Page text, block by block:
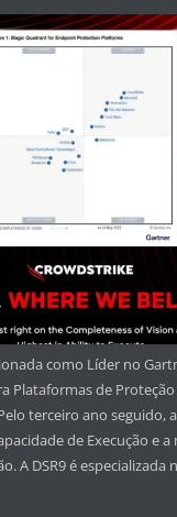
como Líder no
Plataformas de
terceiro ano seguido,
de Execução e
A DSR9 é especializada